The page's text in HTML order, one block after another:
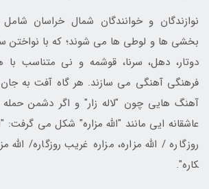
نوازندگان و خوانندگان شمال خراسان
بخشی­ ها و لوطی­ ها می­ شوند؛ که با نواختن
دوتار، دهل، سرنا، قوشمه و نی متناسب با
فرهنگی آهنگی می ­سازند. هر گاه آفت به جان
آهنگ­ هایی چون "لاله­ زار" و اگر دشمن
عاشقانه­ ایی مانند "الله مزاره" شکل می­ گرفت:
کاره".